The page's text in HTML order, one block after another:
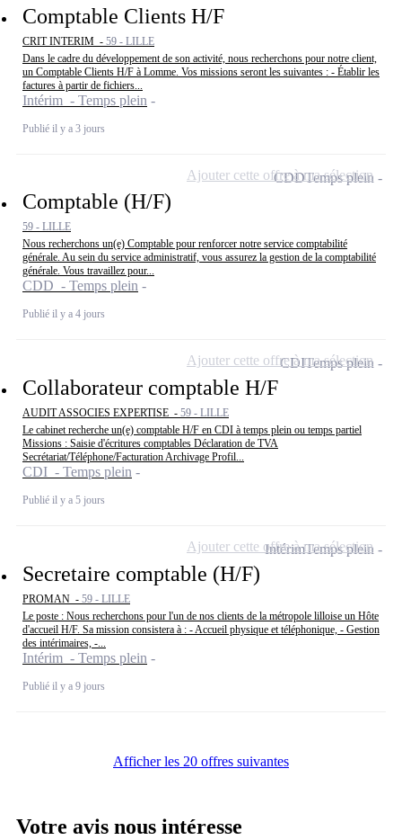
Comptable Clients H/F
CRIT INTERIM - 59 - LILLE
Dans le cadre du développement de son activité, nous recherchons pour notre client,
un Comptable Clients H/F à Lomme. Vos missions seront les suivantes : - Établir les
factures à partir de fichiers...
Intérim - Temps plein
Publié il y a 3 jours
Comptable (H/F)
59 - LILLE
Nous recherchons un(e) Comptable pour renforcer notre service comptabilité
générale. Au sein du service administratif, vous assurez la gestion de la comptabilité
générale. Vous travaillez pour...
CDD - Temps plein
Publié il y a 4 jours
CDDTemps plein
Ajouter cette offre à ma sélection
Collaborateur comptable H/F
AUDIT ASSOCIES EXPERTISE - 59 - LILLE
Le cabinet recherche un(e) comptable H/F en CDI à temps plein ou temps partiel
Missions : Saisie d'écritures comptables Déclaration de TVA
Secrétariat/Téléphone/Facturation Archivage Profil...
CDI - Temps plein
Publié il y a 5 jours
CDITemps plein
Ajouter cette offre à ma sélection
Secretaire comptable (H/F)
PROMAN - 59 - LILLE
Le poste : Nous recherchons pour l'un de nos clients de la métropole lilloise un Hôte
d'accueil H/F. Sa mission consistera à : - Accueil physique et téléphonique, - Gestion
des intérimaires, -...
Intérim - Temps plein
Publié il y a 9 jours
IntérimTemps plein
Ajouter cette offre à ma sélection
Afficher les 20 offres suivantes
Votre avis nous intéresse